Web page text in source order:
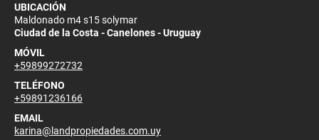
UBICACIÓN
Maldonado m4 s15 solymar
Ciudad de la Costa - Canelones - Uruguay
MÓVIL
+59899272732
TELÉFONO
+59891236166
EMAIL
karina@landpropiedades.com.uy